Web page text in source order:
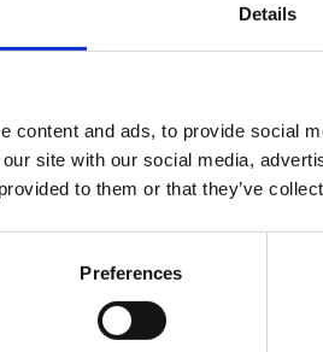
Details
content and ads, to provide social
site with our social media,
to them or that they’ve
Preferences
do działania, radzenia
o niej. Unikanie sytuacji
da się go całkowicie
jest właściwe. Zakładając, że
porażkę, coś byłoby nie tak.
objawy trwają dłużej
jegointensywność wzrasta